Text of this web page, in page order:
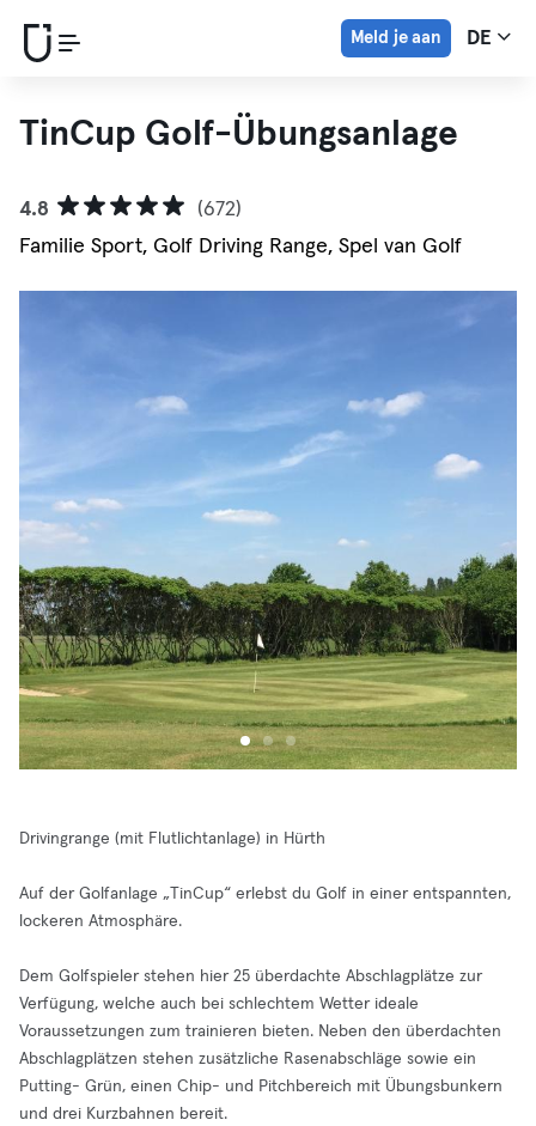
Meld je aan DE
TinCup Golf-Übungsanlage
4.8
(672)
Familie Sport, Golf Driving Range, Spel van Golf
Drivingrange (mit Flutlichtanlage) in Hürth
Auf der Golfanlage „TinCup“ erlebst du Golf in einer entspannten,
lockeren Atmosphäre.
Dem Golfspieler stehen hier 25 überdachte Abschlagplätze zur
Verfügung, welche auch bei schlechtem Wetter ideale
Voraussetzungen zum trainieren bieten. Neben den überdachten
Abschlagplätzen stehen zusätzliche Rasenabschläge sowie ein
Putting- Grün, einen Chip- und Pitchbereich mit Übungsbunkern
und drei Kurzbahnen bereit.